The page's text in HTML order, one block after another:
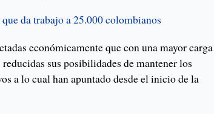
da trabajo a 25.000 colombianos
económicamente que con una mayor carga
sus posibilidades de mantener los
a lo cual han apuntado desde el inicio de la